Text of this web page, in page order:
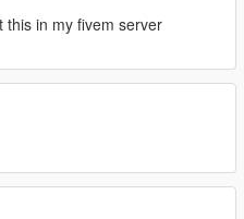
this in my fivem server